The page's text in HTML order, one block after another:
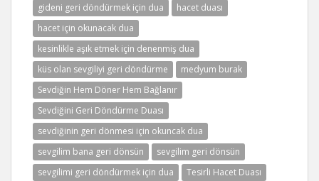
gideni geri döndürmek için dua
hacet duası
hacet için okunacak dua
kesinlikle aşık etmek için denenmiş dua
küs olan sevgiliyi geri döndürme
medyum burak
Sevdiğin Hem Döner Hem Bağlanır
Sevdiğini Geri Döndürme Duası
sevdiğinin geri dönmesi için okuncak dua
sevgilim bana geri dönsün
sevgilim geri dönsün
sevgilimi geri döndürmek için dua
Tesirli Hacet Duası